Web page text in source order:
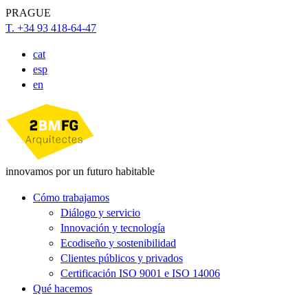
PRAGUE
T. +34 93 418-64-47
cat
esp
en
innovamos por un futuro habitable
Cómo trabajamos
Diálogo y servicio
Innovación y tecnología
Ecodiseño y sostenibilidad
Clientes públicos y privados
Certificación ISO 9001 e ISO 14006
Qué hacemos